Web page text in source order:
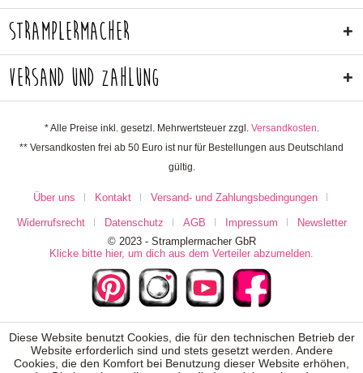
Stramplermacher
Versand und Zahlung
* Alle Preise inkl. gesetzl. Mehrwertsteuer zzgl. Versandkosten.
** Versandkosten frei ab 50 Euro ist nur für Bestellungen aus Deutschland
gültig.
Über uns Kontakt Versand- und Zahlungsbedingungen
Widerrufsrecht Datenschutz AGB Impressum
Newsletter
© 2023 - Stramplermacher GbR
Klicke bitte hier, um dich aus dem Verteiler abzumelden.
Diese Website benutzt Cookies, die für den technischen Betrieb der
Website erforderlich sind und stets gesetzt werden. Andere
Cookies, die den Komfort bei Benutzung dieser Website erhöhen,